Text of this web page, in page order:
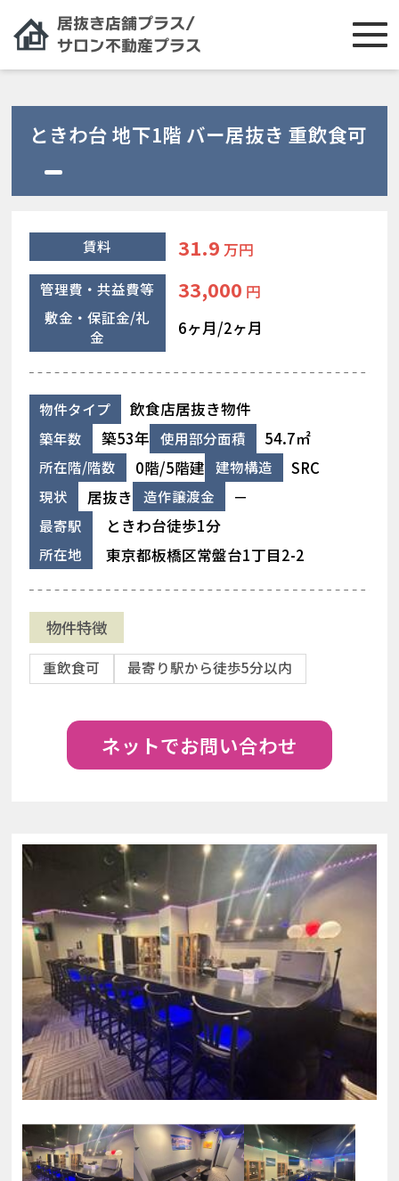
ときわ台 地下1階 バー居抜き 重飲食可
賃料 31.9 万円
管理費・共益費等 33,000 円
敷金・保証金/礼
金
6ヶ月/2ヶ月
物件タイプ 飲食店居抜き物件
築年数 築53年 使用部分面積 54.7㎡
所在階/階数 0階/5階建 建物構造 SRC
現状 居抜き 造作譲渡金 －
最寄駅 ときわ台徒歩1分
所在地 東京都板橋区常盤台1丁目2-2
物件特徴
重飲食可 最寄り駅から徒歩5分以内
ネットでお問い合わせ